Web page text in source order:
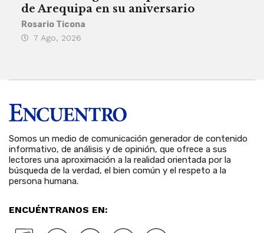
de Arequipa en su aniversario
Rosario Ticona
7 Ago, 2026
Somos un medio de comunicación generador de contenido
informativo, de análisis y de opinión, que ofrece a sus
lectores una aproximación a la realidad orientada por la
búsqueda de la verdad, el bien común y el respeto a la
persona humana.
ENCUÉNTRANOS EN: